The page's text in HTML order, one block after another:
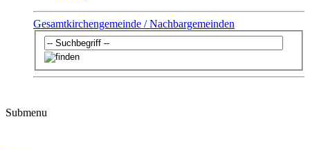
Gesamtkirchengemeinde / Nachbargemeinden
Submenu